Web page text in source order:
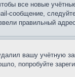
все новые
сообщение,
правильный
вашу учётную
попробуйте